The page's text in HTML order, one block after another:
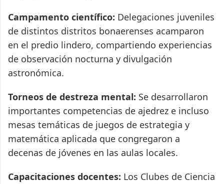
Campamento científico: Delegaciones juveniles
de distintos distritos bonaerenses acamparon
en el predio lindero, compartiendo experiencias
de observación nocturna y divulgación
astronómica.
Torneos de destreza mental: Se desarrollaron
importantes competencias de ajedrez e incluso
mesas temáticas de juegos de estrategia y
matemática aplicada que congregaron a
decenas de jóvenes en las aulas locales.
Capacitaciones docentes: Los Clubes de Ciencia